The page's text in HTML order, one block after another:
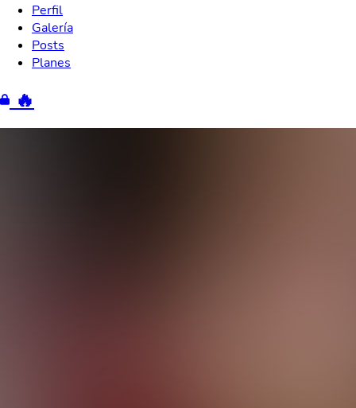
Perfil
Galería
Posts
Planes
🔥